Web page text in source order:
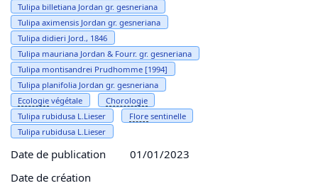
Tulipa billetiana Jordan gr. gesneriana
Tulipa aximensis Jordan gr. gesneriana
Tulipa didieri Jord., 1846
Tulipa mauriana Jordan & Fourr. gr. gesneriana
Tulipa montisandrei Prudhomme [1994]
Tulipa planifolia Jordan gr. gesneriana
Ecologie végétale
Chorologie
Tulipa rubidusa L.Lieser
Floresentinelle
Tulipa rubidusa L.Lieser
Date de publication
01/01/2023
Date de création